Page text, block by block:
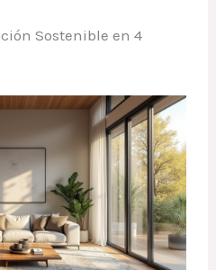
Sostenible en 4